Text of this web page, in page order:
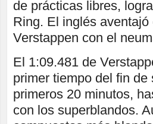
de prácticas libres,
Ring. El inglés
Verstappen con el
El 1:09.481 de
primer tiempo del fin
primeros 20 minutos,
con los superblandos.